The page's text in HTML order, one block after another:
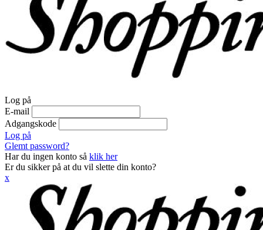
Log på
E-mail
Adgangskode
Log på
Glemt password?
Har du ingen konto så klik her
Er du sikker på at du vil slette din konto?
x